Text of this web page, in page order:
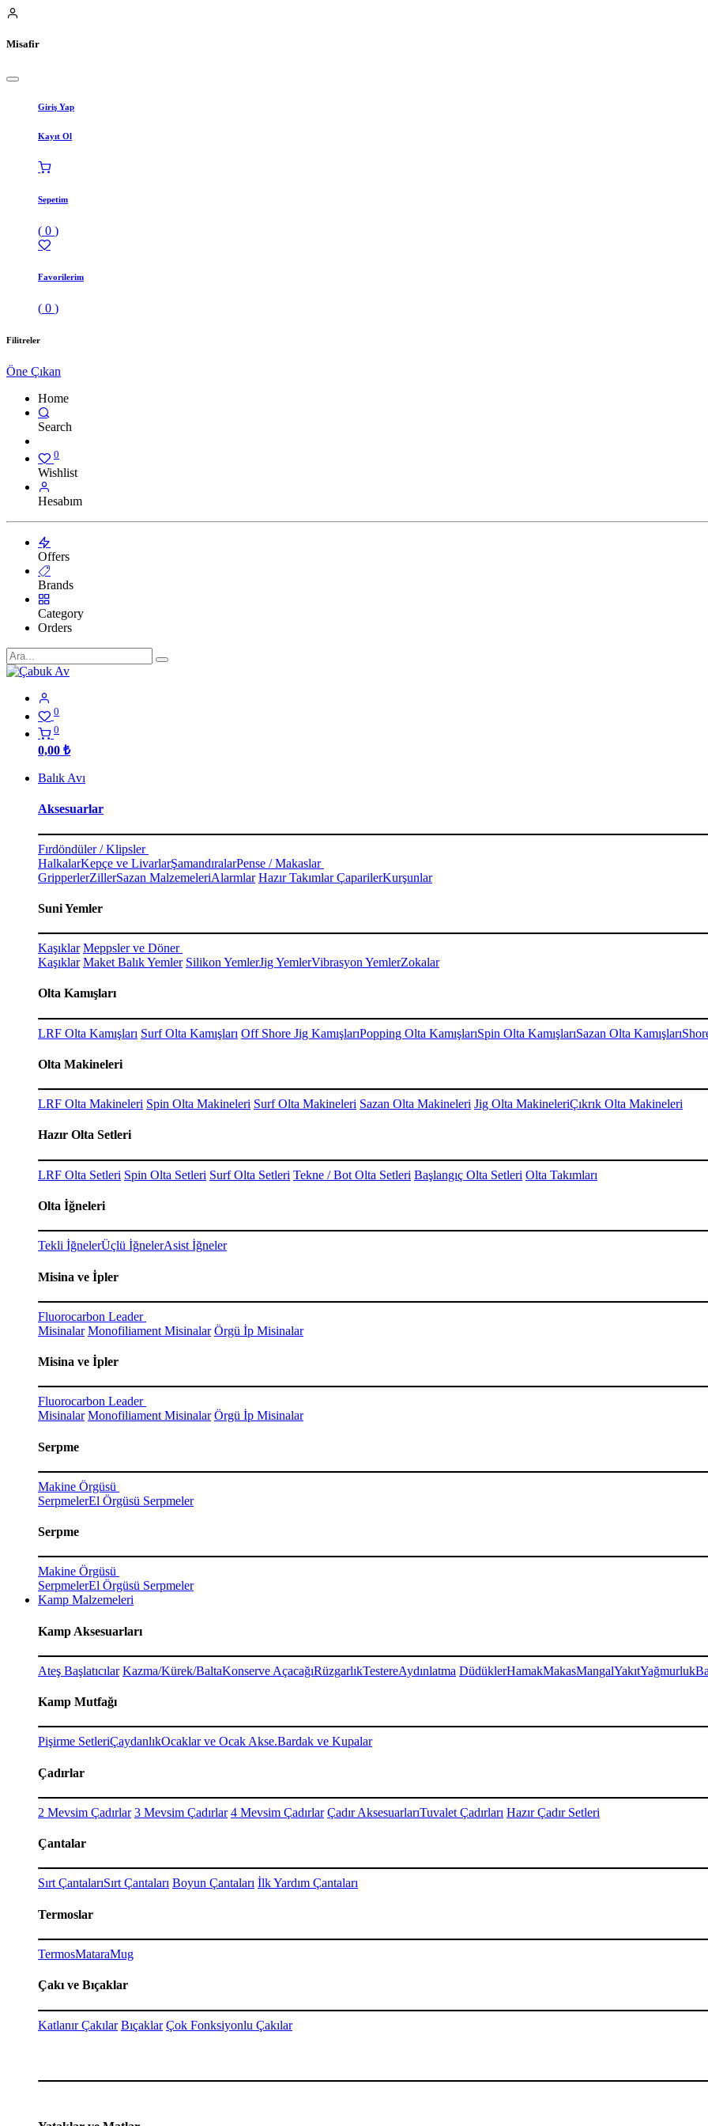
Misafir
Giriş Yap
Kayıt Ol
Sepetim
( 0 )
Favorilerim
( 0 )
Filitreler
Öne Çıkan
Home
Search
0
Wishlist
Hesabım
Offers
Brands
Category
Orders
0
0
0,00 ₺
Balık Avı
Aksesuarlar
Fırdöndüler / Klipsler
HalkalarKepçe ve LivarlarŞamandıralarPense / Makaslar
GripperlerZillerSazan MalzemeleriAlarmlar Hazır Takımlar ÇaparilerKurşunlar
Suni Yemler
Kaşıklar Meppsler ve Döner
Kaşıklar Maket Balık Yemler Silikon YemlerJig YemlerVibrasyon YemlerZokalar
Olta Kamışları
LRF Olta Kamışları Surf Olta Kamışları Off Shore Jig KamışlarıPopping Olta KamışlarıSpin Olta KamışlarıSazan Olta Kamışları
Olta Makineleri
LRF Olta Makineleri Spin Olta Makineleri Surf Olta Makineleri Sazan Olta Makineleri Jig Olta MakineleriÇıkrık Olta Makineleri
Hazır Olta Setleri
LRF Olta Setleri Spin Olta Setleri Surf Olta Setleri Tekne / Bot Olta Setleri Başlangıç Olta Setleri Olta Takımları
Olta İğneleri
Tekli İğnelerÜçlü İğnelerAsist İğneler
Misina ve İpler
Fluorocarbon Leader
Misinalar Monofiliament Misinalar Örgü İp Misinalar
Misina ve İpler
Fluorocarbon Leader
Misinalar Monofiliament Misinalar Örgü İp Misinalar
Serpme
Makine Örgüsü
SerpmelerEl Örgüsü Serpmeler
Serpme
Makine Örgüsü
SerpmelerEl Örgüsü Serpmeler
Kamp Malzemeleri
Kamp Aksesuarları
Ateş Başlatıcılar Kazma/Kürek/BaltaKonserve AçacağıRüzgarlıkTestereAydınlatma DüdüklerHamakMakasMangalYakıtYağmurluk
Kamp Mutfağı
Pişirme SetleriÇaydanlıkOcaklar ve Ocak Akse.Bardak ve Kupalar
Çadırlar
2 Mevsim Çadırlar 3 Mevsim Çadırlar 4 Mevsim Çadırlar Çadır AksesuarlarıTuvalet Çadırları Hazır Çadır Setleri
Çantalar
Sırt ÇantalarıSırt Çantaları Boyun Çantaları İlk Yardım Çantaları
Termoslar
TermosMataraMug
Çakı ve Bıçaklar
Katlanır Çakılar Bıçaklar Çok Fonksiyonlu Çakılar